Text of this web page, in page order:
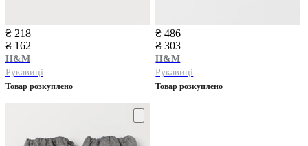
₴ 218
₴ 162
H&M
Рукавиці
Товар розкуплено
₴ 486
₴ 303
H&M
Рукавиці
Товар розкуплено